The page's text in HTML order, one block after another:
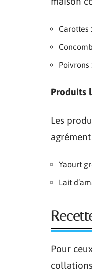
Carottes
Poivrons
Produits
Les
Yaourt
Lait
Pour